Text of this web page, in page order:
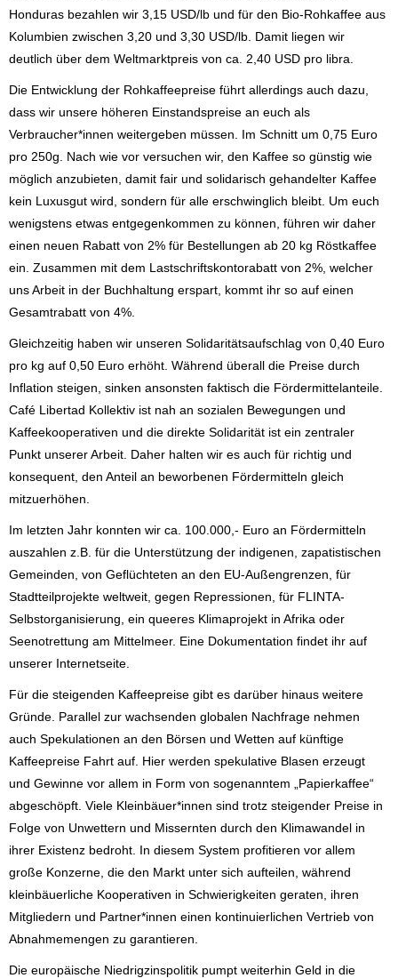
Honduras bezahlen wir 3,15 USD/lb und für den Bio-Rohkaffee aus
Kolumbien zwischen 3,20 und 3,30 USD/lb. Damit liegen wir
deutlich über dem Weltmarktpreis von ca. 2,40 USD pro libra.
Die Entwicklung der Rohkaffeepreise führt allerdings auch dazu,
dass wir unsere höheren Einstandspreise an euch als
Verbraucher*innen weitergeben müssen. Im Schnitt um 0,75 Euro
pro 250g. Nach wie vor versuchen wir, den Kaffee so günstig wie
möglich anzubieten, damit fair und solidarisch gehandelter Kaffee
kein Luxusgut wird, sondern für alle erschwinglich bleibt. Um euch
wenigstens etwas entgegenkommen zu können, führen wir daher
einen neuen Rabatt von 2% für Bestellungen ab 20 kg Röstkaffee
ein. Zusammen mit dem Lastschriftskontorabatt von 2%, welcher
uns Arbeit in der Buchhaltung erspart, kommt ihr so auf einen
Gesamtrabatt von 4%.
Gleichzeitig haben wir unseren Solidaritätsaufschlag von 0,40 Euro
pro kg auf 0,50 Euro erhöht. Während überall die Preise durch
Inflation steigen, sinken ansonsten faktisch die Fördermittelanteile.
Café Libertad Kollektiv ist nah an sozialen Bewegungen und
Kaffeekooperativen und die direkte Solidarität ist ein zentraler
Punkt unserer Arbeit. Daher halten wir es auch für richtig und
konsequent, den Anteil an beworbenen Fördermitteln gleich
mitzuerhöhen.
Im letzten Jahr konnten wir ca. 100.000,- Euro an Fördermitteln
auszahlen z.B. für die Unterstützung der indigenen, zapatistischen
Gemeinden, von Geflüchteten an den EU-Außengrenzen, für
Stadtteilprojekte weltweit, gegen Repressionen, für FLINTA-
Selbstorganisierung, ein queeres Klimaprojekt in Afrika oder
Seenotrettung am Mittelmeer. Eine Dokumentation findet ihr auf
unserer Internetseite.
Für die steigenden Kaffeepreise gibt es darüber hinaus weitere
Gründe. Parallel zur wachsenden globalen Nachfrage nehmen
auch Spekulationen an den Börsen und Wetten auf künftige
Kaffeepreise Fahrt auf. Hier werden spekulative Blasen erzeugt
und Gewinne vor allem in Form von sogenanntem „Papierkaffee“
abgeschöpft. Viele Kleinbäuer*innen sind trotz steigender Preise in
Folge von Unwettern und Missernten durch den Klimawandel in
ihrer Existenz bedroht. In diesem System profitieren vor allem
große Konzerne, die den Markt unter sich aufteilen, während
kleinbäuerliche Kooperativen in Schwierigkeiten geraten, ihren
Mitgliedern und Partner*innen einen kontinuierlichen Vertrieb von
Abnahmemengen zu garantieren.
Die europäische Niedrigzinspolitik pumpt weiterhin Geld in die